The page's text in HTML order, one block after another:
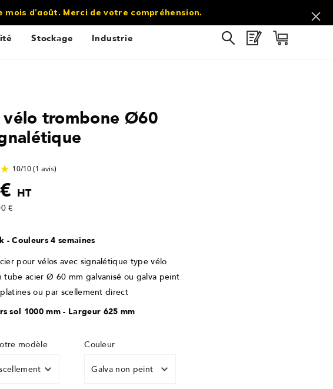
commercial@sol-direct.fr |
Stockage Industrie
vélo trombone Ø60
HT
€
- Couleurs 4 semaines
pour vélos avec signalétique type vélo
tube acier Ø 60 mm galvanisé ou galva peint
ou par scellement direct
sol 1000 mm - Largeur 625 mm
modèle Couleur
d’août. Merci de votre compréhension.